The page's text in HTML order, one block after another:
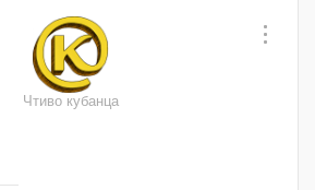
Чтиво кубанца